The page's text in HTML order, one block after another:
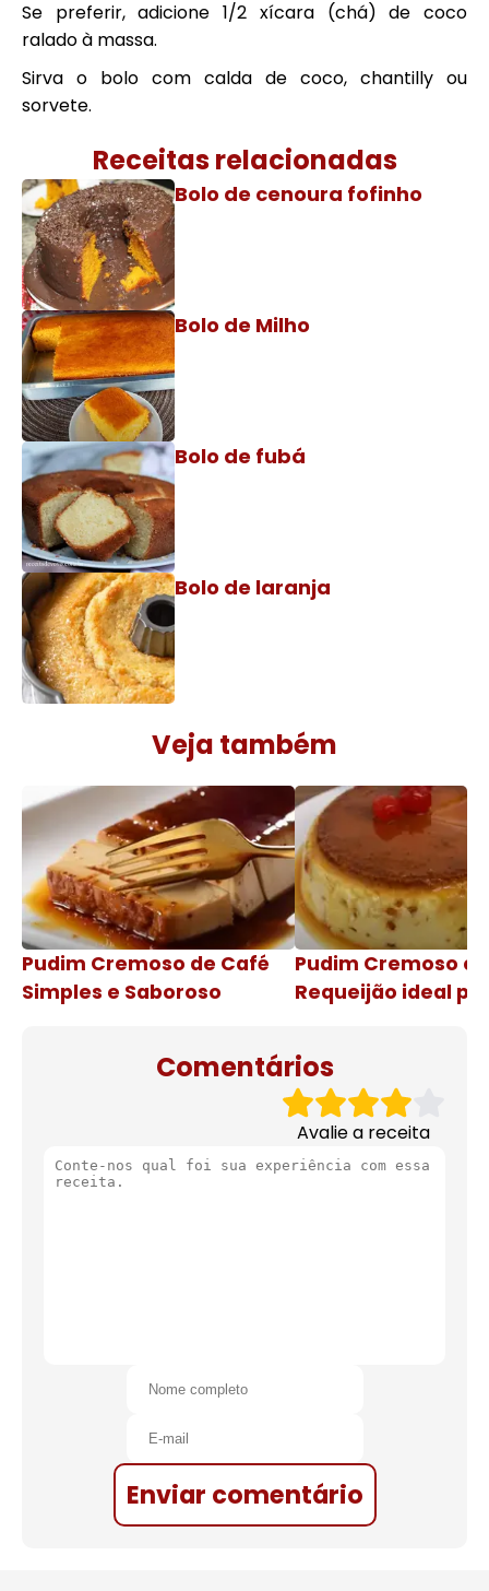
Se preferir, adicione 1/2 xícara (chá) de coco
ralado à massa.
Sirva o bolo com calda de coco, chantilly ou
sorvete.
Receitas relacionadas
Bolo de cenoura fofinho
Bolo de Milho
Bolo de fubá
Bolo de laranja
Veja também
Pudim Cremoso de Café
Simples e Saboroso
Pudim Cremoso
Requeijão ideal
Comentários
Avalie a receita
Enviar comentário